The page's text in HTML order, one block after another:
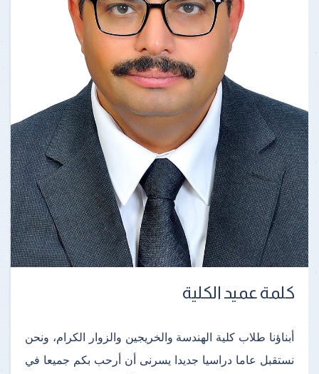
كلمة عميد الكلية
أبناؤنا طلاب كلية الهندسة والخريجين والزوار الكرام، ونحن
نستقبل عاما دراسيا جديدا يسرنى أن أرحب بكم جميعا في